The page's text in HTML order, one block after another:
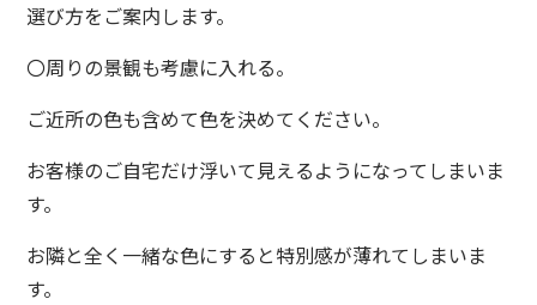
選び方をご案内します。
〇周りの景観も考慮に入れる。
ご近所の色も含めて色を決めてください。
お客様のご自宅だけ浮いて見えるようになってしまいま
す。
お隣と全く一緒な色にすると特別感が薄れてしまいま
す。